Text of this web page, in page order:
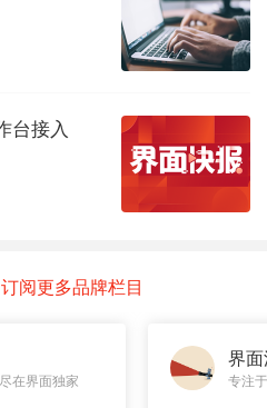
台接入
阅更多品牌栏目
在界面独家
界
专注